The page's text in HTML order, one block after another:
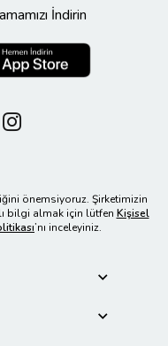
İndirin
önemsiyoruz. Şirketimizin
bilgi almak için lütfen Kişisel
’nı inceleyiniz.